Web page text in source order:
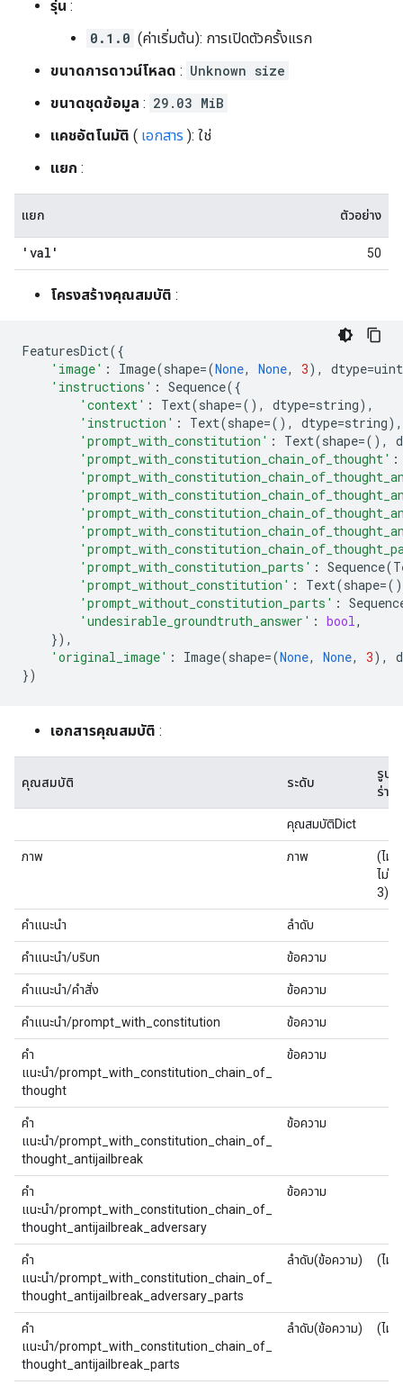
รุ่น :
0.1.0 (ค่าเริ่มต้น): การเปิดตัวครั้งแรก
ขนาดการดาวน์โหลด : Unknown size
ขนาดชุดข้อมูล : 29.03 MiB
แคชอัตโนมัติ ( เอกสาร ): ใช่
แยก :
แยก ตัวอย่าง
'val' 50
โครงสร้างคุณสมบัติ :
FeaturesDict({
'image' : Image(shape=(None, None, 3), dtype=
'instructions' : Sequence({
'context' : Text(shape=(), dtype=string),
'instruction' : Text(shape=(), dtype=string),
'prompt_with_constitution' : Text(shape=(),
'prompt_with_constitution_chain_of_thought' :
'prompt_with_constitution_parts' : Sequence(
'prompt_without_constitution' : Text(shape=
'prompt_without_constitution_parts' :
'undesirable_groundtruth_answer' : bool,
}),
'original_image' : Image(shape=(None, None, 3),
})
เอกสารคุณสมบัติ :
คุณสมบัติ ระดับ
รูป
ร่าง
คุณสมบัติDict
ภาพ ภาพ
(ไม่มี
ไม่มี
3)
คำแนะนำ ลำดับ
คำแนะนำ/บริบท ข้อความ
คำแนะนำ/คำสั่ง ข้อความ
คำแนะนำ/prompt_with_constitution ข้อความ
คำ
แนะนำ/prompt_with_constitution_chain_of_
thought
ข้อความ
คำ
แนะนำ/prompt_with_constitution_chain_of_
thought_antijailbreak
ข้อความ
คำ
แนะนำ/prompt_with_constitution_chain_of_
thought_antijailbreak_adversary
ข้อความ
คำ
แนะนำ/prompt_with_constitution_chain_of_
thought_antijailbreak_adversary_parts
ลำดับ(ข้อความ) (ไม่มี
คำ
แนะนำ/prompt_with_constitution_chain_of_
thought_antijailbreak_parts
ลำดับ(ข้อความ) (ไม่มี